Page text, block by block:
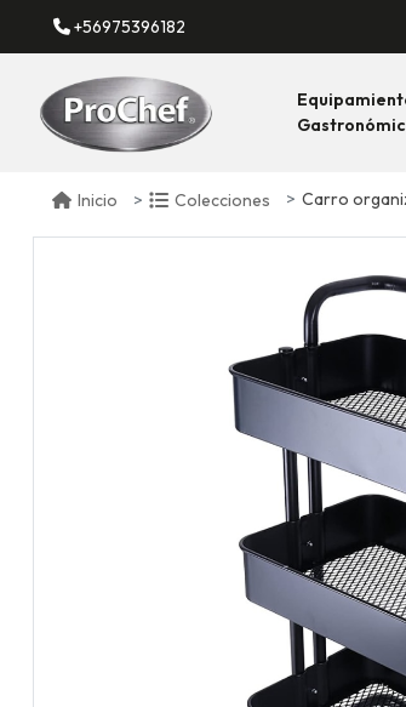
+56975396182
Inicio Colecciones Carro